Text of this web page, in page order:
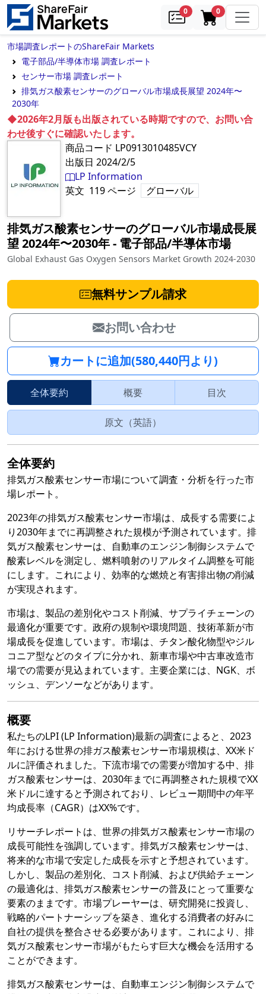
0samples0in cart
市場調査レポートのShareFair Markets
電子部品/半導体市場 調査レポート
センサー市場 調査レポート
排気ガス酸素センサーのグローバル市場成長展望 2024年〜
2030年
◆2026年2月版も出版されている時期ですので、お問い合
わせ後すぐに確認いたします。
商品コード LP0913010485VCY
出版日 2024/2/5
LP Information
英文 119ページ グローバル
排気ガス酸素センサーのグローバル市場成長展
望 2024年〜2030年‐ 電子部品/半導体市場
Global Exhaust Gas Oxygen Sensors Market Growth 2024-2030
無料サンプル請求
お問い合わせ
カートに追加(580,440円より)
全体要約 概要 目次
原文（英語）
全体要約
排気ガス酸素センサー市場について調査・分析を行った市
場レポート。
2023年の排気ガス酸素センサー市場は、成長する需要によ
り2030年までに再調整された規模が予測されています。排
気ガス酸素センサーは、自動車のエンジン制御システムで
酸素レベルを測定し、燃料噴射のリアルタイム調整を可能
にします。これにより、効率的な燃焼と有害排出物の削減
が実現されます。
市場は、製品の差別化やコスト削減、サプライチェーンの
最適化が重要です。政府の規制や環境問題、技術革新が市
場成長を促進しています。市場は、チタン酸化物型やジル
コニア型などのタイプに分かれ、新車市場や中古車改造市
場での需要が見込まれています。主要企業には、NGK、ボ
ッシュ、デンソーなどがあります。
概要
私たちのLPI (LP Information)最新の調査によると、2023
年における世界の排ガス酸素センサー市場規模は、XX米ド
ルに評価されました。下流市場での需要が増加する中、排
ガス酸素センサーは、2030年までに再調整された規模でXX
米ドルに達すると予測されており、レビュー期間中の年平
均成長率（CAGR）はXX%です。
リサーチレポートは、世界の排気ガス酸素センサー市場の
成長可能性を強調しています。排気ガス酸素センサーは、
将来的な市場で安定した成長を示すと予想されています。
しかし、製品の差別化、コスト削減、および供給チェーン
の最適化は、排気ガス酸素センサーの普及にとって重要な
要素のままです。市場プレーヤーは、研究開発に投資し、
戦略的パートナーシップを築き、進化する消費者の好みに
自社の提供を整合させる必要があります。これにより、排
気ガス酸素センサー市場がもたらす巨大な機会を活用する
ことができます。
排気ガス酸素センサーは、自動車エンジン制御システムで